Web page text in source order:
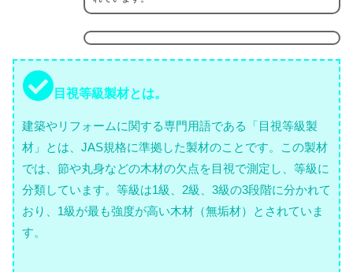
目視等級製材とは。
建築やリフォームに関する専門用語である「目視等級製
材」とは、JAS規格に準拠した製材のことです。この製材
では、節や丸身などの木材の欠点を目視で測定し、等級に
分類しています。等級は1級、2級、3級の3段階に分かれて
おり、1級が最も強度が高い木材（無垢材）とされていま
す。